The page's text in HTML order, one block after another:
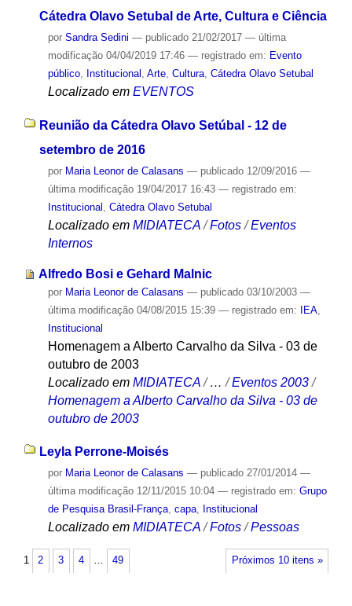
Cátedra Olavo Setubal de Arte, Cultura e Ciência
por Sandra Sedini — publicado21/02/2017 — última
modificação04/04/2019 17:46 — registrado em: Evento
público, Institucional , Arte, Cultura, Cátedra Olavo Setubal
Localizado em EVENTOS
Reunião da Cátedra Olavo Setúbal - 12 de
setembro de 2016
por Maria Leonor de Calasans — publicado12/09/2016 —
última modificação19/04/2017 16:43 — registrado em:
Institucional
Cátedra Olavo Setubal
Localizado em MIDIATECA /Fotos /Eventos
Internos
Alfredo Bosi e Gehard Malnic
por Maria Leonor de Calasans — publicado03/10/2003 —
última modificação04/08/2015 15:39 — registrado em: IEA,
Institucional
Homenagem a Alberto Carvalho da Silva - 03 de
outubro de 2003
Localizado em MIDIATECA /…/Eventos 2003 /
Homenagem a Alberto Carvalho da Silva - 03 de
outubro de 2003
Leyla Perrone-Moisés
por Maria Leonor de Calasans — publicado27/01/2014 —
última modificação12/11/2015 10:04 — registrado em: Grupo
de Pesquisa Brasil-França, capa, Institucional
Localizado em MIDIATECA /Fotos /Pessoas
Próximos 10 itens »
1 2 3 4 … 49